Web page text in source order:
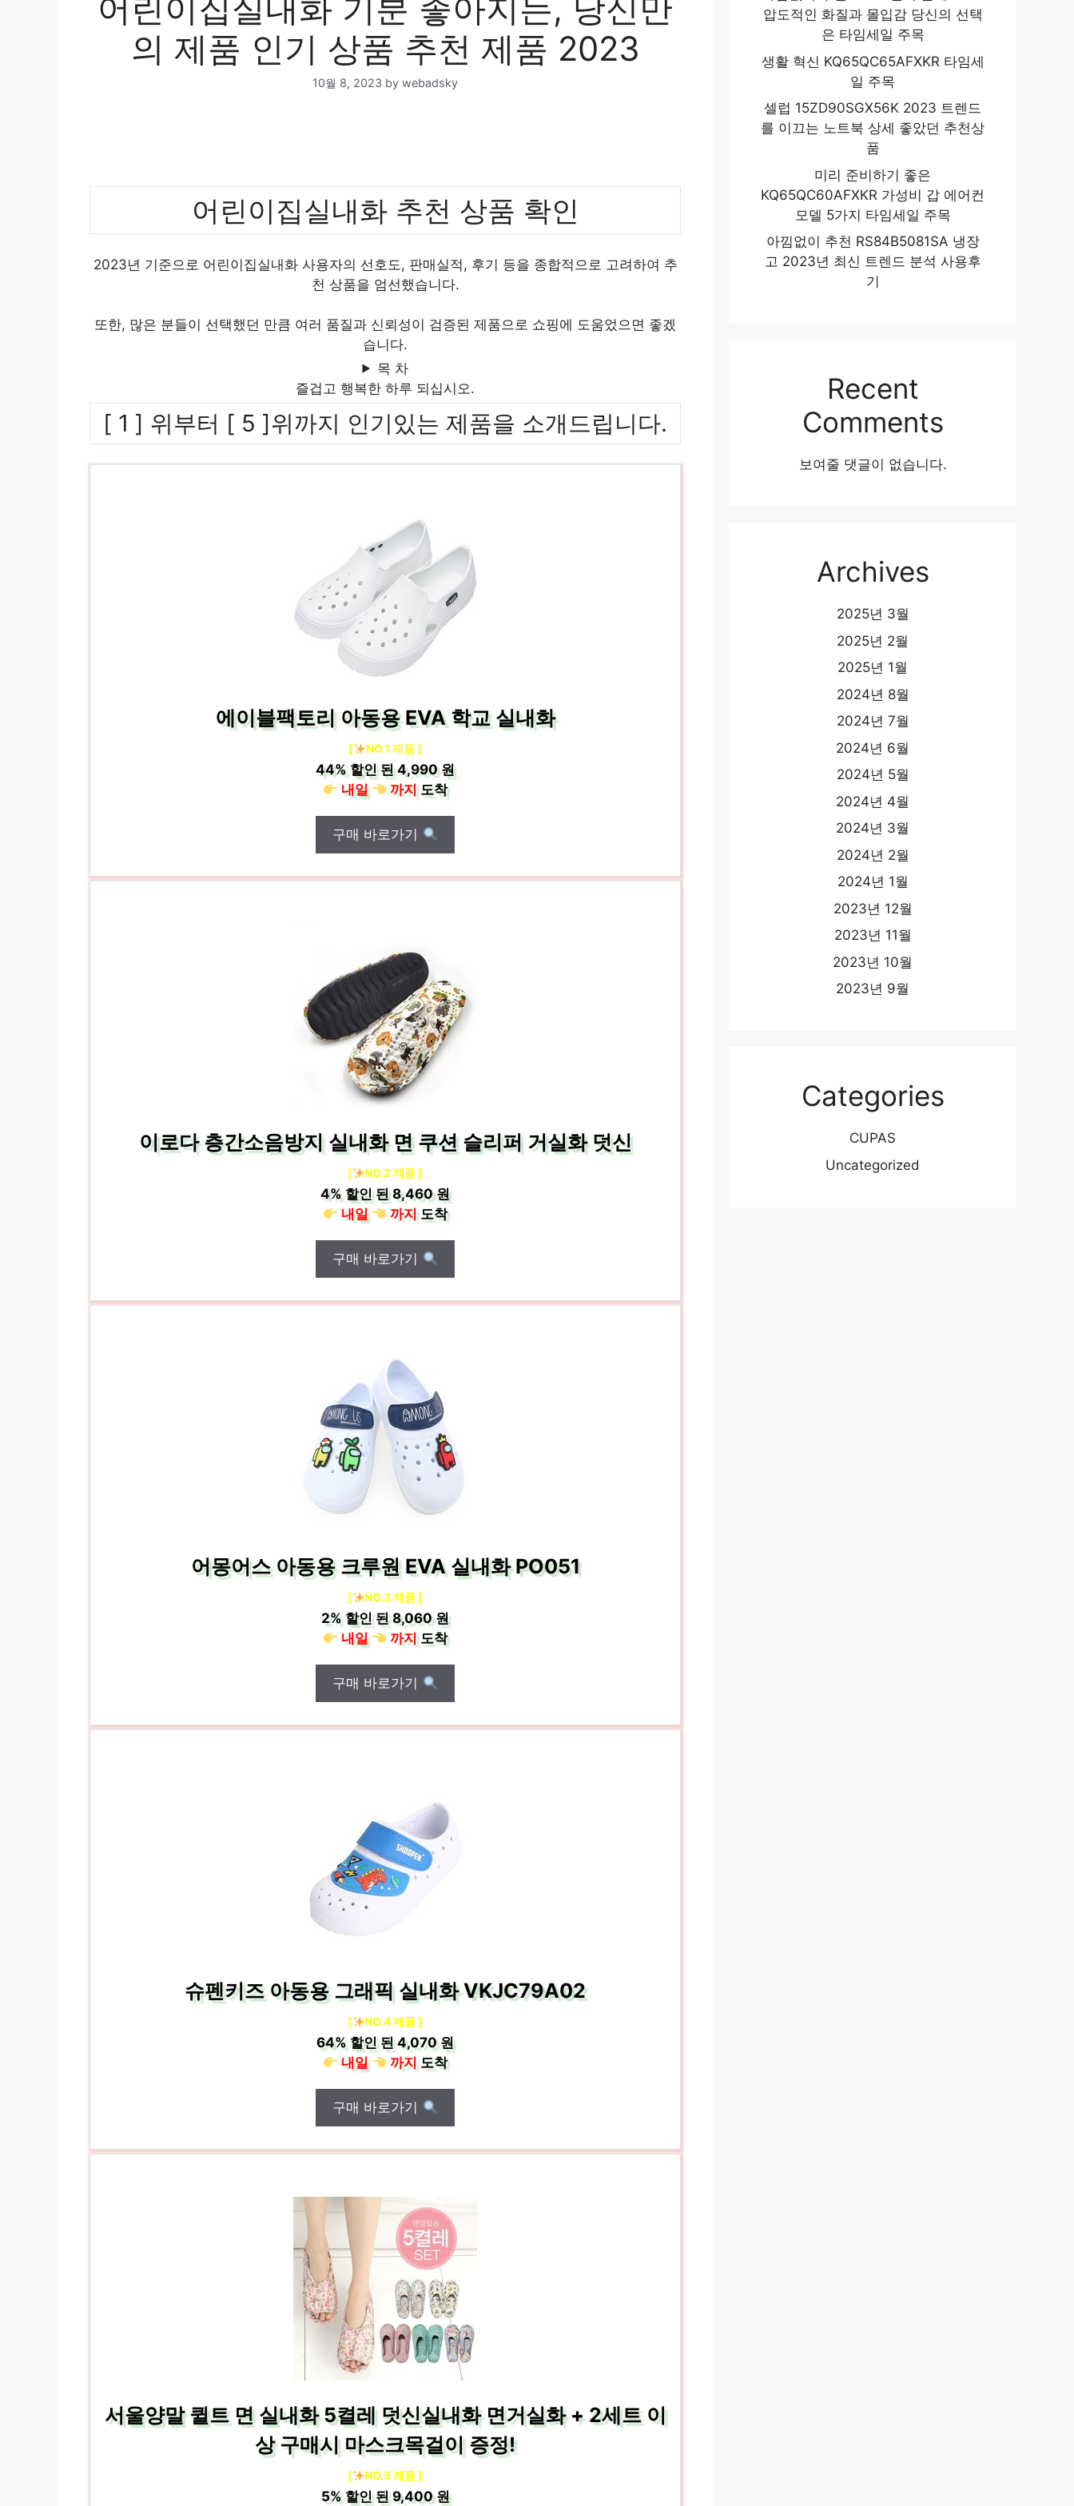
어린이집실내화 기분 좋아지는, 당신만
의 제품 인기 상품 추천 제품 2023
10월 8, 2023 by webadsky
어린이집실내화 추천 상품 확인
2023년 기준으로 어린이집실내화 사용자의 선호도, 판매실적, 후기 등을 종합적으로 고려하여 추
천 상품을 엄선했습니다.
또한, 많은 분들이 선택했던 만큼 여러 품질과 신뢰성이 검증된 제품으로 쇼핑에 도움었으면 좋겠
습니다.
목 차
즐겁고 행복한 하루 되십시오.
[ 1 ] 위부터 [ 5 ]위까지 인기있는 제품을 소개드립니다.
에이블팩토리 아동용 EVA 학교 실내화
[ NO.1 제품 ]
44%할인 된4,990 원
내일
까지도착
구매 바로가기
이로다 층간소음방지 실내화 면 쿠션 슬리퍼 거실화 덧신
[ NO.2 제품 ]
4%할인 된8,460 원
내일
까지도착
구매 바로가기
어몽어스 아동용 크루원 EVA 실내화 PO051
[ NO.3 제품 ]
2%할인 된8,060 원
내일
까지도착
구매 바로가기
슈펜키즈 아동용 그래픽 실내화 VKJC79A02
[ NO.4 제품 ]
64%할인 된4,070 원
내일
까지도착
구매 바로가기
서울양말 퀼트 면 실내화 5켤레 덧신실내화 면거실화 + 2세트 이
상 구매시 마스크목걸이 증정!
[ NO.5 제품 ]
5%할인 된9,400 원
압도적인 화질과 몰입감 당신의 선택
은 타임세일 주목
생활 혁신 KQ65QC65AFXKR 타임세
일 주목
셀럽 15ZD90SGX56K 2023 트렌드
를 이끄는 노트북 상세 좋았던 추천상
품
미리 준비하기 좋은
KQ65QC60AFXKR 가성비 갑 에어컨
모델 5가지 타임세일 주목
아낌없이 추천 RS84B5081SA 냉장
고 2023년 최신 트렌드 분석 사용후
기
Recent
Comments
보여줄 댓글이 없습니다.
Archives
2025년 3월
2025년 2월
2025년 1월
2024년 8월
2024년 7월
2024년 6월
2024년 5월
2024년 4월
2024년 3월
2024년 2월
2024년 1월
2023년 12월
2023년 11월
2023년 10월
2023년 9월
Categories
CUPAS
Uncategorized